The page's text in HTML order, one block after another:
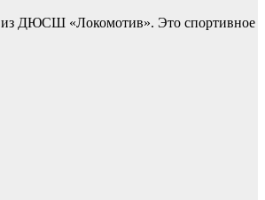
из ДЮСШ «Локомотив». Это спортивное